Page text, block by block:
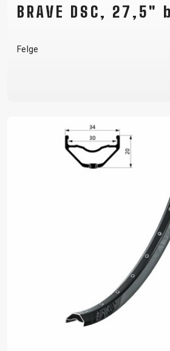
BRAVE DSC, 27,5"
Felge